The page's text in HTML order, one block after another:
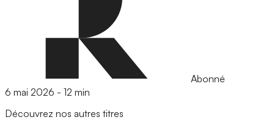
Abonné
6 mai 2026 - 12 min
Découvrez nos autres titres